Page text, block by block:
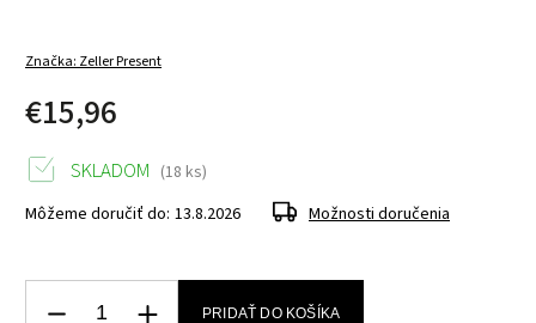
Značka: Zeller Present
€15,96
SKLADOM (18 ks)
Môžeme doručiť do: 13.8.2026 Možnosti doručenia
PRIDAŤ DO KOŠÍKA